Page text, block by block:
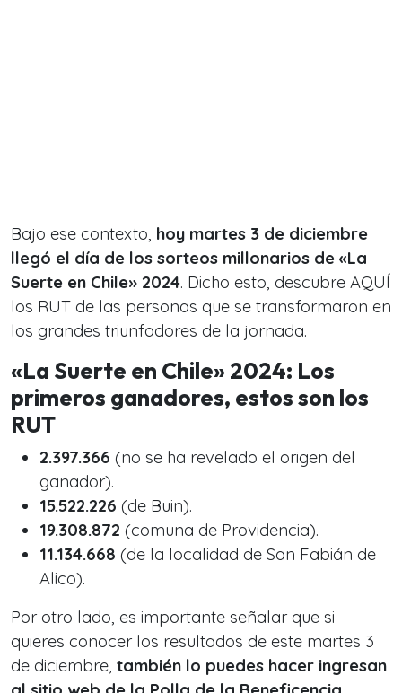
Bajo ese contexto, hoy martes 3 de diciembre
llegó el día de los sorteos millonarios de «La
Suerte en Chile» 2024. Dicho esto, descubre AQUÍ
los RUT de las personas que se transformaron en
los grandes triunfadores de la jornada.
«La Suerte en Chile» 2024: Los
primeros ganadores, estos son los
RUT
2.397.366 (no se ha revelado el origen del
ganador).
15.522.226 (de Buin).
19.308.872 (comuna de Providencia).
11.134.668 (de la localidad de San Fabián de
Alico).
Por otro lado, es importante señalar que si
quieres conocer los resultados de este martes 3
de diciembre, también lo puedes hacer ingresan